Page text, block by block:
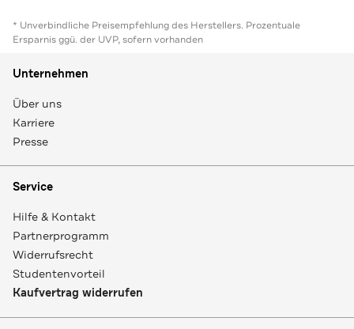
* Unverbindliche Preisempfehlung des Herstellers. Prozentuale
Ersparnis ggü. der UVP, sofern vorhanden
Unternehmen
Über uns
Karriere
Presse
Service
Hilfe & Kontakt
Partnerprogramm
Widerrufsrecht
Studentenvorteil
Kaufvertrag widerrufen